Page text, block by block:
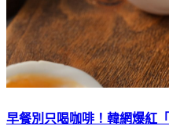
早餐別只喝咖啡！韓網爆紅